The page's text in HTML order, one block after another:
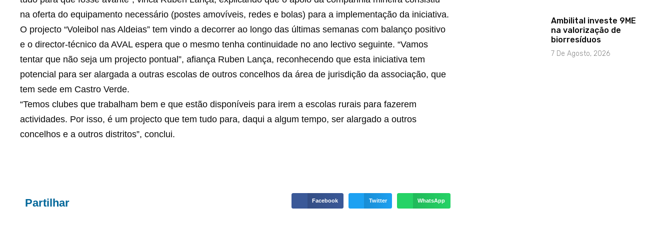
na oferta do equipamento necessário (postes amovíveis, redes e bolas) para a implementação da iniciativa.
O projecto “Voleibol nas Aldeias” tem vindo a decorrer ao longo das últimas semanas com balanço positivo
e o director-técnico da AVAL espera que o mesmo tenha continuidade no ano lectivo seguinte. “Vamos
tentar que não seja um projecto pontual”, afiança Ruben Lança, reconhecendo que esta iniciativa tem
potencial para ser alargada a outras escolas de outros concelhos da área de jurisdição da associação, que
tem sede em Castro Verde.
“Temos clubes que trabalham bem e que estão disponíveis para irem a escolas rurais para fazerem
actividades. Por isso, é um projecto que tem tudo para, daqui a algum tempo, ser alargado a outros
concelhos e a outros distritos”, conclui.
Partilhar Facebook Twitter WhatsApp
Ambilital investe 9ME
na valorização de
biorresíduos
7 De Agosto, 2026